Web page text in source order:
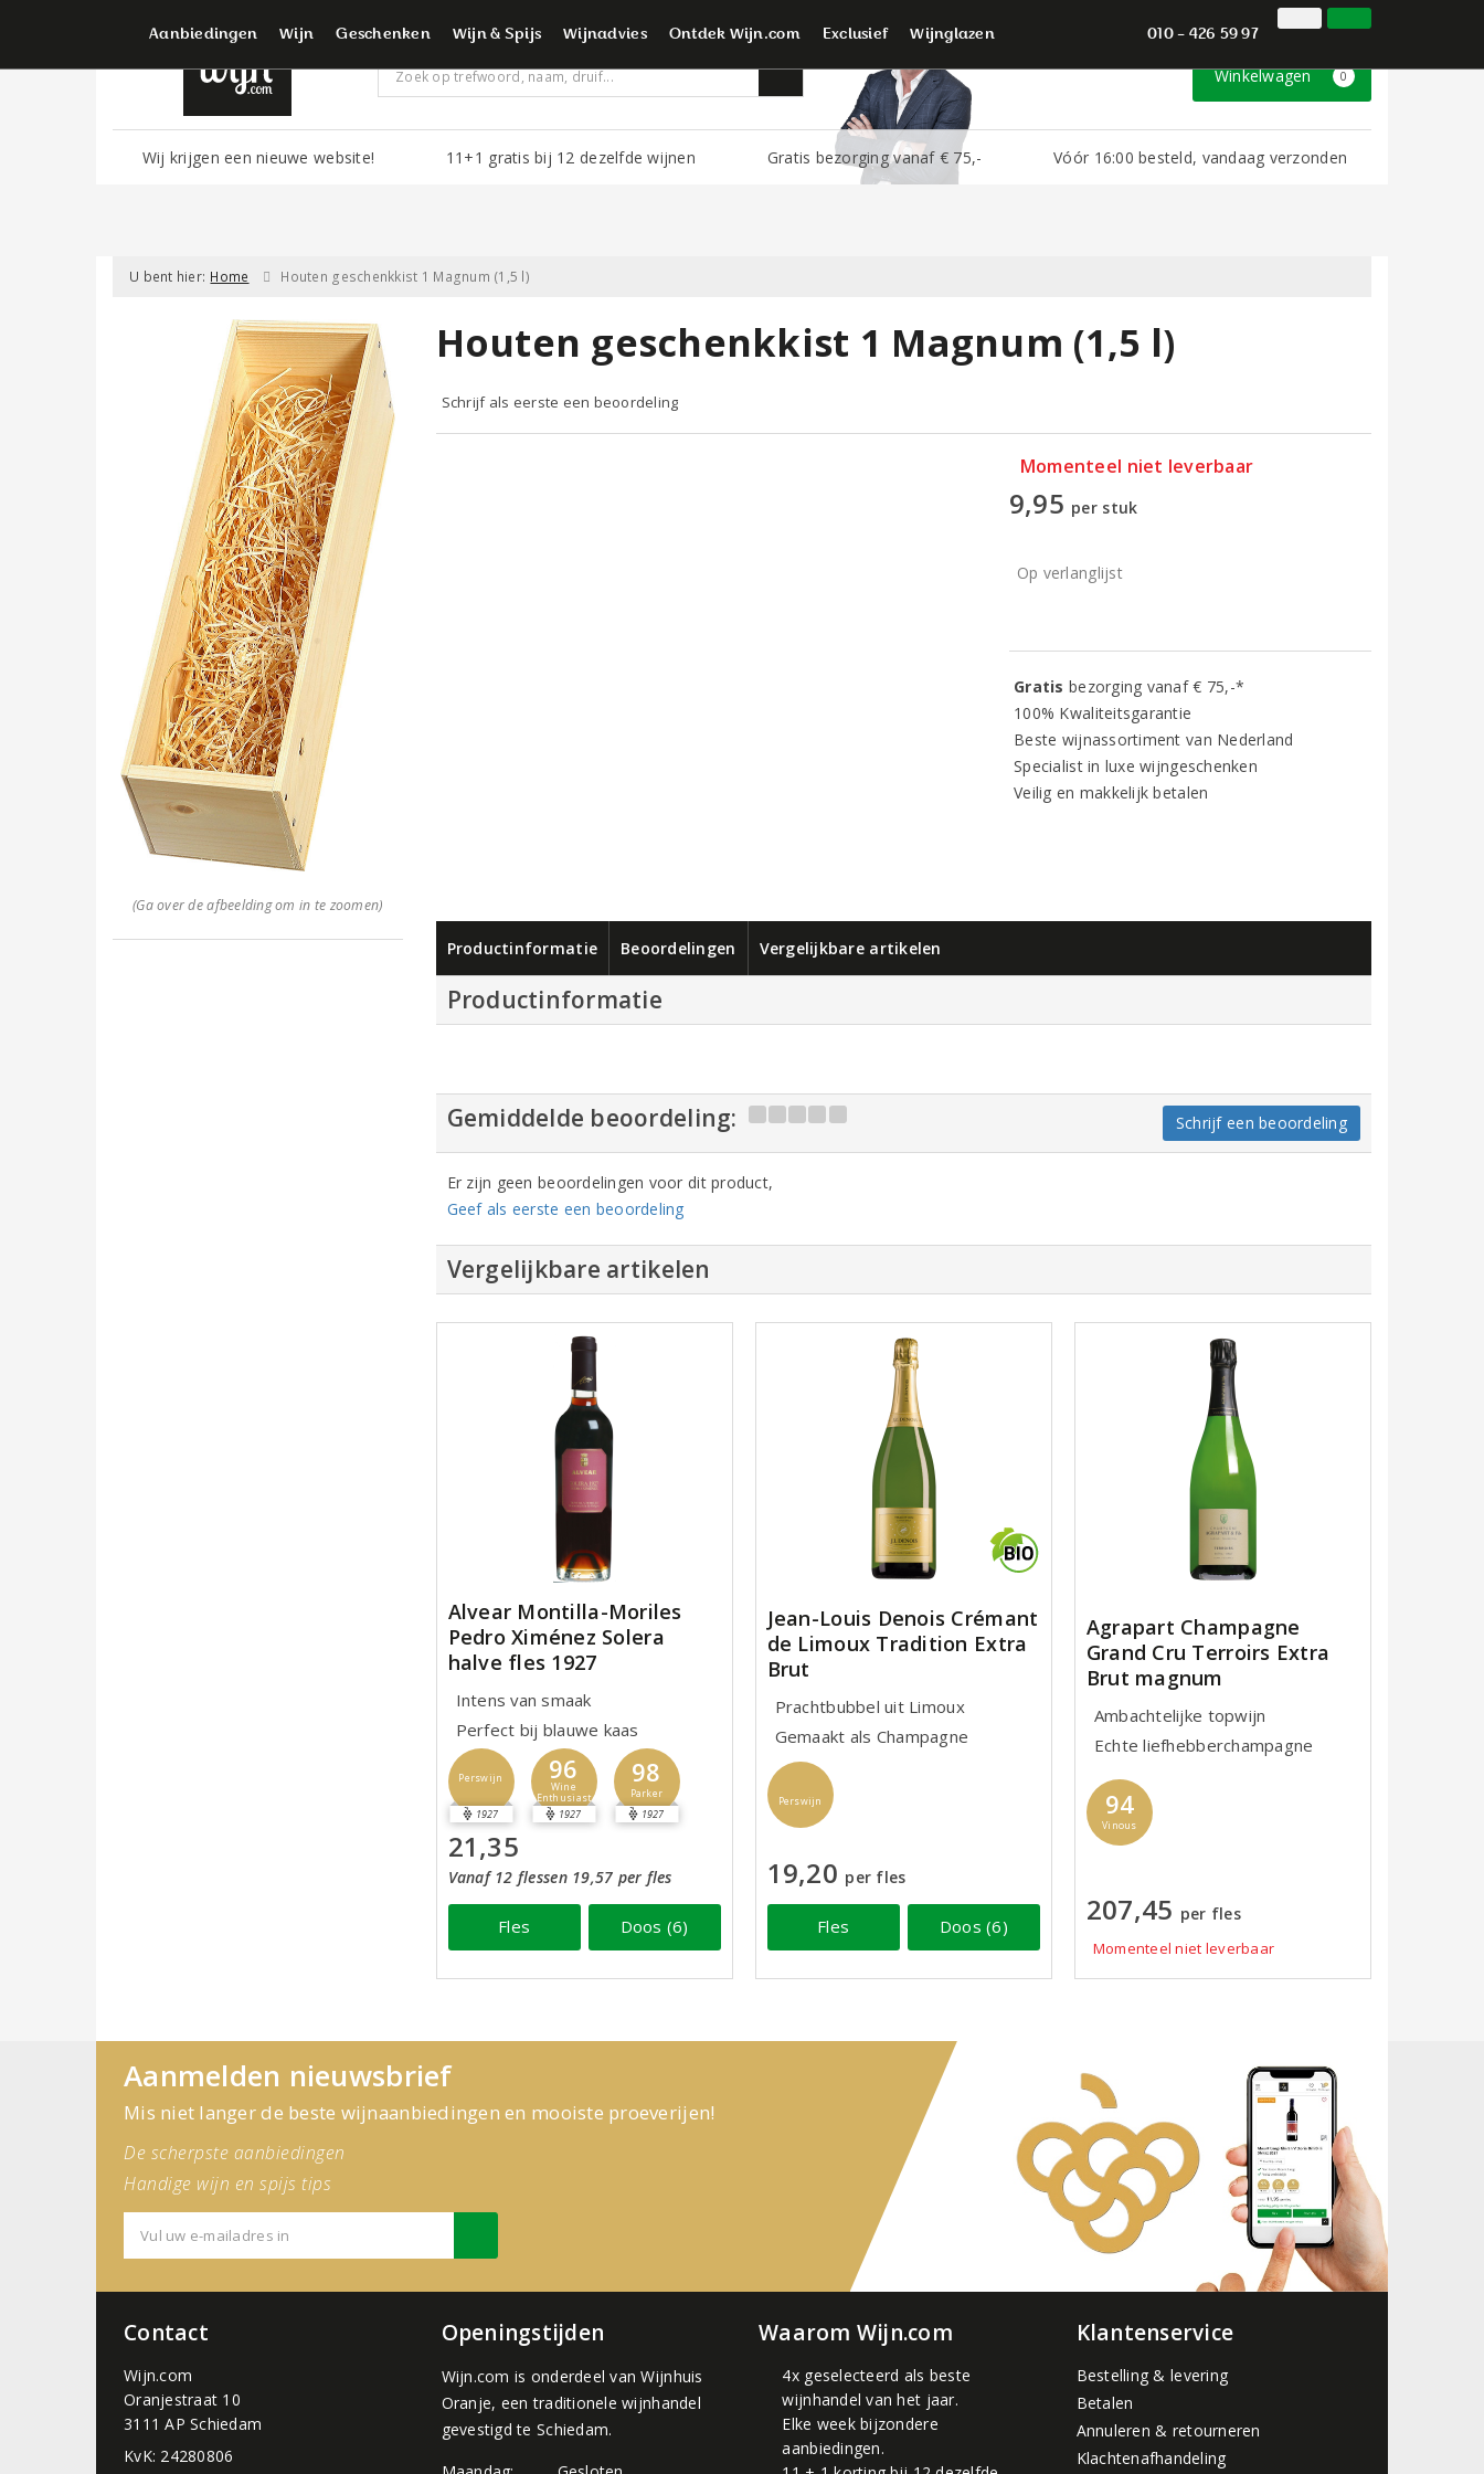
Voor dé wijnliefhebbers 010 - 426 59 97 Inloggen Klantenservice
Winkelwagen 0
Wij krijgen een nieuwe website! 11+1 gratis bij 12 dezelfde wijnen Gratis bezorging vanaf € 75,- Vóór 16:00 besteld, vandaag verzonden
Aanbiedingen Wijn Geschenken Wijn & Spijs Wijnadvies Ontdek Wijn.com Exclusief Wijnglazen 010 - 426 59 97
U bent hier: Home Houten geschenkkist 1 Magnum (1,5 l)
(Ga over de afbeelding om in te zoomen)
Houten geschenkkist 1 Magnum (1,5 l)
Schrijf als eerste een beoordeling
Momenteel niet leverbaar
9,95 per stuk
Op verlanglijst
Gratisbezorging vanaf € 75,-*
100% Kwaliteitsgarantie
Beste wijnassortiment van Nederland
Specialist in luxe wijngeschenken
Veilig en makkelijk betalen
Productinformatie Beoordelingen Vergelijkbare artikelen
Productinformatie
Gemiddelde beoordeling: Schrijf een beoordeling
Er zijn geen beoordelingen voor dit product,
Geef als eerste een beoordeling
Vergelijkbare artikelen
Alvear Montilla-Moriles
Pedro Ximénez Solera
halve fles 1927
Intens van smaak
Perfect bij blauwe kaas
Perswijn
1927
96
Wine
Enthusiast
1927
98
Parker
1927
21,35
Vanaf 12 flessen 19,57 per fles
Fles Doos (6)
Jean-Louis Denois Crémant
de Limoux Tradition Extra
Brut
Prachtbubbel uit Limoux
Gemaakt als Champagne
Perswijn
19,20 per fles
Fles Doos (6)
Agrapart Champagne
Grand Cru Terroirs Extra
Brut magnum
Ambachtelijke topwijn
Echte liefhebberchampagne
94
Vinous
207,45 per fles
Momenteel niet leverbaar
Aanmelden nieuwsbrief
Mis niet langer de beste wijnaanbiedingen en mooiste proeverijen!
De scherpste aanbiedingen
Handige wijn en spijs tips
Contact
Wijn.com
Oranjestraat 10
3111 AP Schiedam
KvK: 24280806
Openingstijden
Wijn.com is onderdeel vanWijnhuis
Oranje, een traditionele wijnhandel
gevestigd te Schiedam.
Waarom Wijn.com
4x geselecteerd als beste
wijnhandel van het jaar.
Elke week bijzondere
aanbiedingen.
Klantenservice
Bestelling & levering
Betalen
Annuleren & retourneren
Klachtenafhandeling